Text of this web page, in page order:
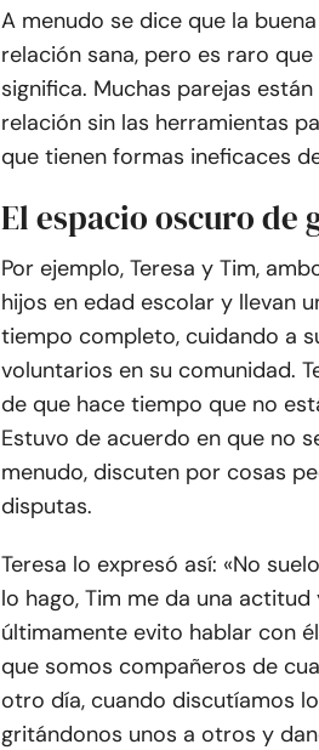
A menudo se dice que la
relación sana, pero es raro
significa. Muchas parejas
relación sin las herramientas
que tienen formas ineficaces
El espacio oscuro
Por ejemplo, Teresa y Tim,
hijos en edad escolar y llevan
tiempo completo, cuidando a
voluntarios en su comunidad.
de que hace tiempo que no
Estuvo de acuerdo en que no
menudo, discuten por cosas
disputas.
Teresa lo expresó así: «No
lo hago, Tim me da una actitud
últimamente evito hablar con
que somos compañeros de
otro día, cuando discutíamos
gritándonos unos a otros y